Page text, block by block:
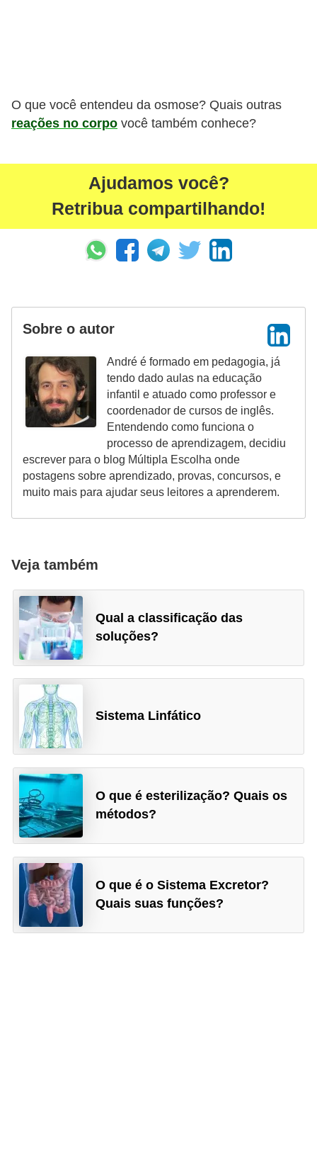
O que você entendeu da osmose? Quais outras
reações no corpo você também conhece?
Ajudamos você?
Retribua compartilhando!
Sobre o autor
André é formado em pedagogia, já
tendo dado aulas na educação
infantil e atuado como professor e
coordenador de cursos de inglês.
Entendendo como funciona o
processo de aprendizagem, decidiu
escrever para o blog Múltipla Escolha onde
postagens sobre aprendizado, provas, concursos, e
muito mais para ajudar seus leitores a aprenderem.
Veja também
Qual a classificação das
soluções?
Sistema Linfático
O que é esterilização? Quais os
métodos?
O que é o Sistema Excretor?
Quais suas funções?